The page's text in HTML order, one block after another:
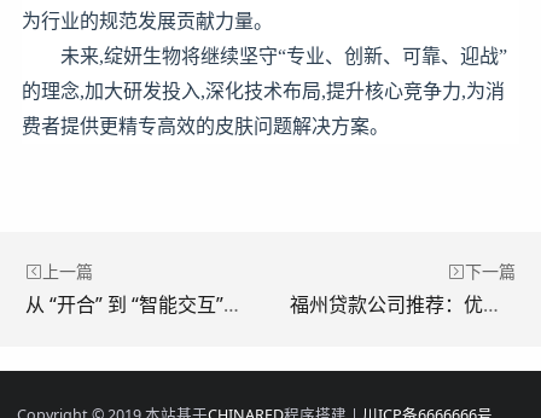
为行业的规范发展贡献力量。
未来,绽妍生物将继续坚守“专业、创新、可靠、迎战”
的理念,加大研发投入,深化技术布局,提升核心竞争力,为消
费者提供更精专高效的皮肤问题解决方案。
上一篇
从 “开合” 到 “智能交互”，HOPO好博窗控开启人居体验新篇
下一篇
福州贷款公司推荐：优企房信息咨询 —— 深耕本土、专业助贷，为企业个人破解资金困局